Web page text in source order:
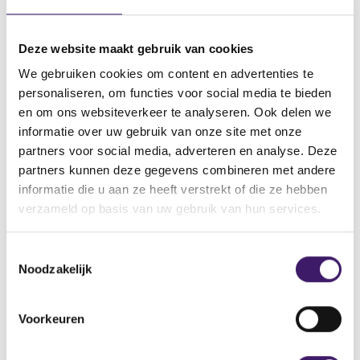
Deze website maakt gebruik van cookies
We gebruiken cookies om content en advertenties te
personaliseren, om functies voor social media te bieden
en om ons websiteverkeer te analyseren. Ook delen we
informatie over uw gebruik van onze site met onze
partners voor social media, adverteren en analyse. Deze
partners kunnen deze gegevens combineren met andere
informatie die u aan ze heeft verstrekt of die ze hebben
verzameld op basis van uw gebruik van hun services.
Noodzakelijk
Voorkeuren
Aberfeld sinds 8 mei 2024 ook actief is als mede-
ook verplicht is een PARP-beleid te hebben als
ontwikkelaar. Aberfeld heeft echter pas PARP-beleid als
ontwikkelaar opgesteld nadat zij financiële instrumenten
had mede-ontwikkeld en was begonnen met de
distributie daarvan.
Geen passend beleid om
belangenconflicten te
Aberfeld beschrijft in haar beleid omtrent het voorkomen
van belangenconflicten niet de omstandigheid dat zij
actief is als (mede)ontwikkelaar van financiële